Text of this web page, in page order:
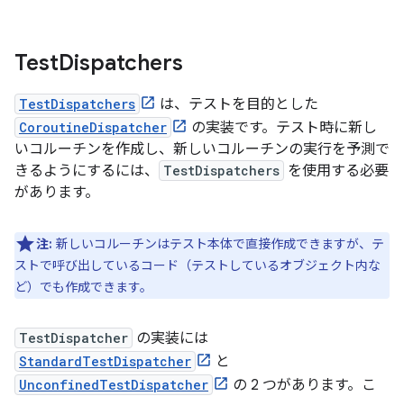
TestDispatchers
TestDispatchers は、テストを目的とした
CoroutineDispatcher
の実装です。テスト時に新し
いコルーチンを作成し、新しいコルーチンの実行を予測で
きるようにするには、
TestDispatchers を使用する必要
があります。
注: 新しいコルーチンはテスト本体で直接作成できますが、テ
ストで呼び出しているコード（テストしているオブジェクト内な
ど）でも作成できます。
TestDispatcher の実装には
StandardTestDispatcher と
UnconfinedTestDispatcher
の 2 つがあります。こ